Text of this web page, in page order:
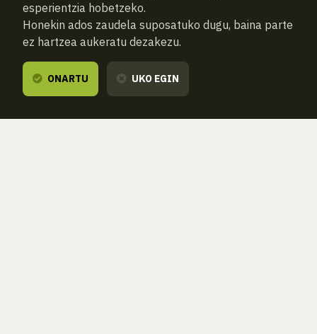
esperientzia hobetzeko.
Honekin ados zaudela suposatuko dugu, baina parte
ez hartzea aukeratu dezakezu.
ONARTU UKO EGIN